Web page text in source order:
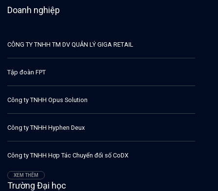
Doanh nghiệp
CÔNG TY TNHH TM DV QUẢN LÝ GIGA RETAIL
Tập đoàn FPT
Công ty TNHH Opus Solution
Công ty TNHH Hyphen Deux
Công ty TNHH Hợp Tác Chuyển đổi số CoDX
XEM THÊM
Trường Đại học